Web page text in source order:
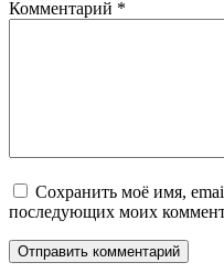
Комментарий *
Сохранить моё имя,
последующих моих